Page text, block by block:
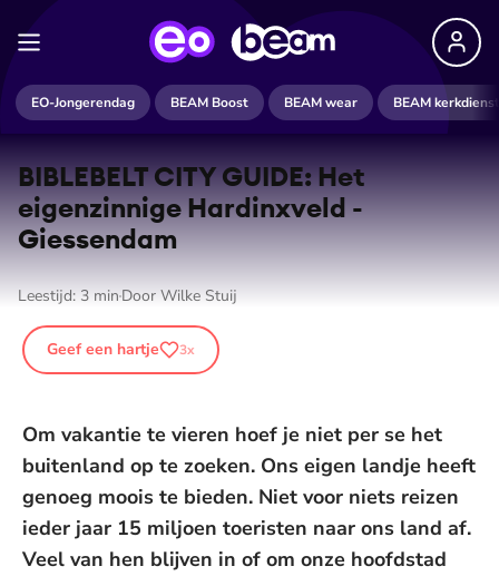
EO-Jongerendag BEAM Boost BEAM wear BEAM kerkdienst
BIBLEBELT CITY GUIDE: Het
eigenzinnige Hardinxveld -
Giessendam
Leestijd: 3 min Door Wilke Stuij
Geef een hartje 3x
Om vakantie te vieren hoef je niet per se het
buitenland op te zoeken. Ons eigen landje heeft
genoeg moois te bieden. Niet voor niets reizen
ieder jaar 15 miljoen toeristen naar ons land af.
Veel van hen blijven in of om onze hoofdstad